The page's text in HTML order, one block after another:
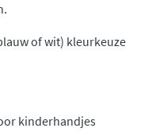
of wit) kleurkeuze
kinderhandjes